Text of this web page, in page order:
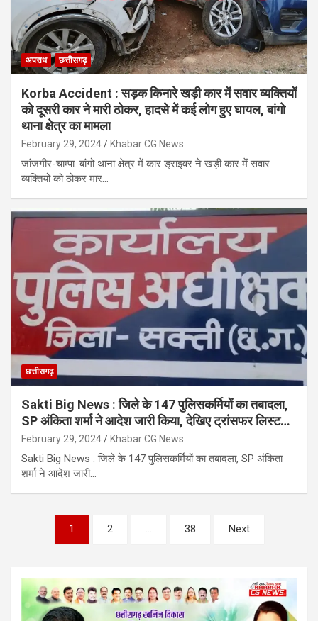
अपराध छत्तीसगढ़
Korba Accident : सड़क किनारे खड़ी कार में सवार व्यक्तियों
को दूसरी कार ने मारी ठोकर, हादसे में कई लोग हुए घायल, बांगो
थाना क्षेत्र का मामला
February 29, 2024 Khabar CG News
जांजगीर-चाम्पा. बांगो थाना क्षेत्र में कार ड्राइवर ने खड़ी कार में सवार
व्यक्तियों को ठोकर मार…
छत्तीसगढ़
Sakti Big News : जिले के 147 पुलिसकर्मियों का तबादला,
SP अंकिता शर्मा ने आदेश जारी किया, देखिए ट्रांसफर लिस्ट…
February 29, 2024 Khabar CG News
Sakti Big News : जिले के 147 पुलिसकर्मियों का तबादला, SP अंकिता
शर्मा ने आदेश जारी…
pagination
1 2 … 38 Next